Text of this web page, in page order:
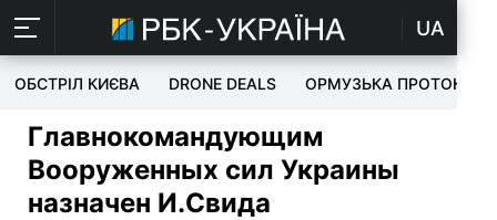
UA
ОБСТРІЛ КИЄВА DRONE DEALS ОРМУЗЬКА ПРОТОКА
Главнокомандующим
Вооруженных сил Украины
назначен И.Свида